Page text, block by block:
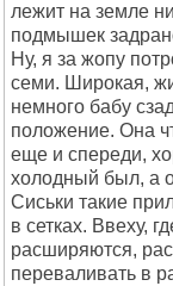
лежит на земле
подмышек
Ну, я за жопу
семи. Широкая,
немного бабу
положение. Она
еще и спереди,
холодный был, а
Сиськи такие
в сетках. Ввеху,
расширяются,
переваливать в